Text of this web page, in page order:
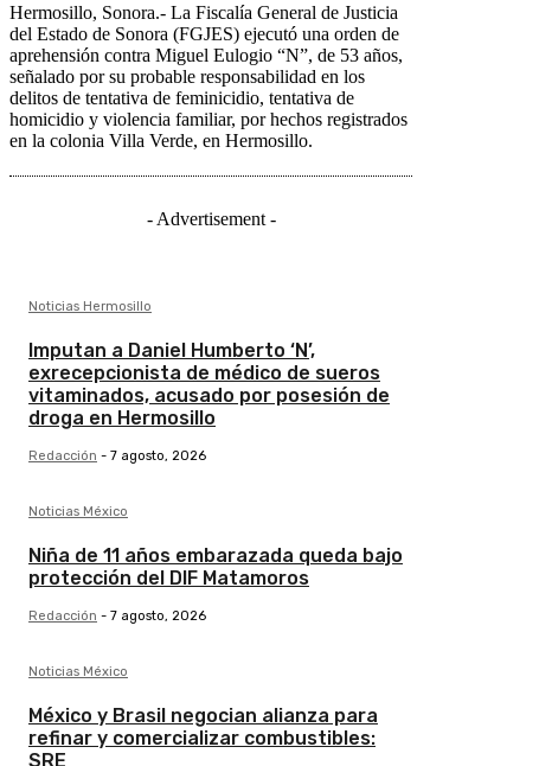
Hermosillo, Sonora.- La Fiscalía General de Justicia
del Estado de Sonora (FGJES) ejecutó una orden de
aprehensión contra Miguel Eulogio “N”, de 53 años,
señalado por su probable responsabilidad en los
delitos de tentativa de feminicidio, tentativa de
homicidio y violencia familiar, por hechos registrados
en la colonia Villa Verde, en Hermosillo.
- Advertisement -
Noticias Hermosillo
Imputan a Daniel Humberto ‘N’,
exrecepcionista de médico de sueros
vitaminados, acusado por posesión de
droga en Hermosillo
Redacción - 7 agosto, 2026
Noticias México
Niña de 11 años embarazada queda bajo
protección del DIF Matamoros
Redacción - 7 agosto, 2026
Noticias México
México y Brasil negocian alianza para
refinar y comercializar combustibles:
SRE